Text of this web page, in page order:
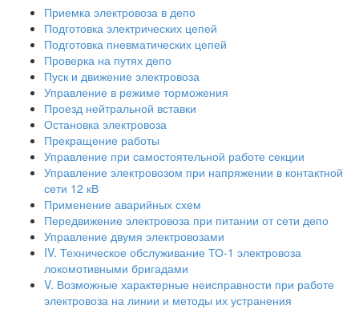
Приемка электровоза в депо
Подготовка электрических цепей
Подготовка пневматических цепей
Проверка на путях депо
Пуск и движение электровоза
Управление в режиме торможения
Проезд нейтральной вставки
Остановка электровоза
Прекращение работы
Управление при самостоятельной работе секции
Управление электровозом при напряжении в контактной
сети 12 кВ
Применение аварийных схем
Передвижение электровоза при питании от сети депо
Управление двумя электровозами
IV. Техническое обслуживание ТО-1 электровоза
локомотивными бригадами
V. Возможные характерные неисправности при работе
электровоза на линии и методы их устранения